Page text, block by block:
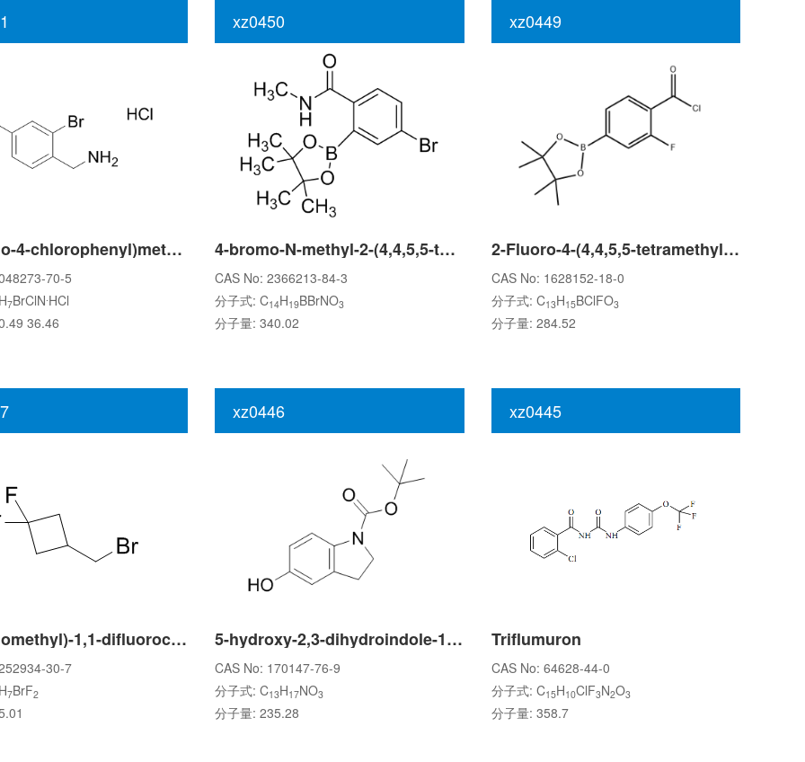
(2-Bromo-4-chlorophenyl)methanamine hydrochloride
70-5
7BrClN HCl
36.46
xz0450
4-bromo-N-methyl-2-(4,4,5,5-tetramethyl-1,3,2-dioxaborolan-2-yl)benzamide
CAS No: 2366213-84-3
分子式: C14H19BBrNO3
分子量: 340.02
xz0449
2-Fluoro-4-(4,4,5,5-tetramethyl-1,3,2-dioxaborolan-2-yl)benzoyl chloride
CAS No: 1628152-18-0
分子式: C13H15BClFO3
分子量: 284.52
3-(Bromomethyl)-1,1-difluorocyclobutane
30-7
7BrF2
xz0446
5-hydroxy-2,3-dihydroindole-1-carboxylic acid tert-butyl ester
CAS No: 170147-76-9
分子式: C13H17NO3
分子量: 235.28
xz0445
Triflumuron
CAS No: 64628-44-0
分子式: C15H10ClF3N2O3
分子量: 358.7